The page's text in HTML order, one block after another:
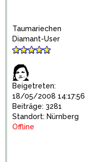
Taumariechen
Diamant-User
Beigetreten:
18/05/2008 14:17:56
Beiträge: 3281
Standort: Nürnberg
Offline